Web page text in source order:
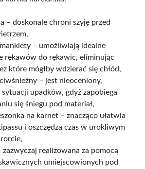
– doskonale chroni szyję przed
– umożliwiają idealne
rękawów do rękawic, eliminując
które mógłby wdzierać się chłód,
– jest nieoceniony,
sytuacji upadków, gdyż zapobiega
się śniegu pod materiał,
na karnet – znacząco ułatwia
i oszczędza czas w urokliwym
realizowana za pomocą
umiejscowionych pod